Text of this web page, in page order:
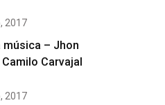
2017
música – Jhon
Carvajal
2017